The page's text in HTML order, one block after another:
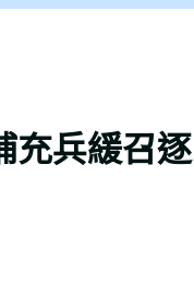
充兵緩召逐